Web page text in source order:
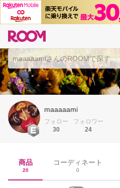
maaaaami
フォロー
30
フォロワー
24
商品
20
コーディネート
0